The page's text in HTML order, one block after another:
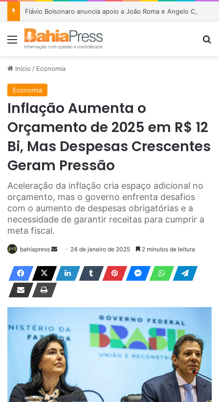
Menu
Início / Economia
Economia
Inflação Aumenta o
Orçamento de 2025 em R$ 12
Bi, Mas Despesas Crescentes
Geram Pressão
Aceleração da inflação cria espaço adicional no
orçamento, mas o governo enfrenta desafios
com o aumento de despesas obrigatórias e a
necessidade de garantir receitas para cumprir a
meta fiscal.
bahiapress
n
u
e
-
m
a
i
l
24 de janeiro de 2025 2 minutos de leitura